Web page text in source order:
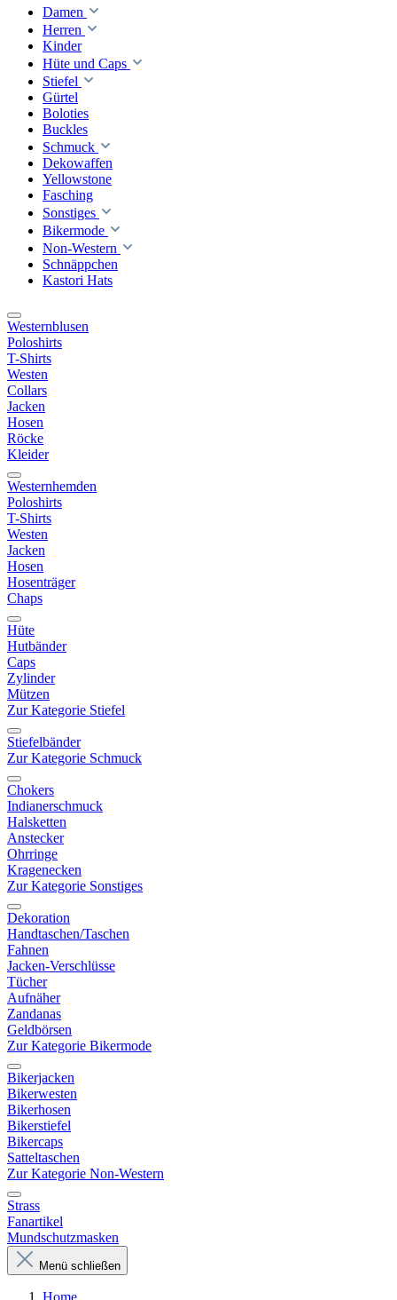
Damen
Herren
Kinder
Hüte und Caps
Stiefel
Gürtel
Boloties
Buckles
Schmuck
Dekowaffen
Yellowstone
Fasching
Sonstiges
Bikermode
Non-Western
Schnäppchen
Kastori Hats
Westernblusen
Poloshirts
T-Shirts
Westen
Collars
Jacken
Hosen
Röcke
Kleider
Westernhemden
Poloshirts
T-Shirts
Westen
Jacken
Hosen
Hosenträger
Chaps
Hüte
Hutbänder
Caps
Zylinder
Mützen
Zur Kategorie Stiefel
Stiefelbänder
Zur Kategorie Schmuck
Chokers
Indianerschmuck
Halsketten
Anstecker
Ohrringe
Kragenecken
Zur Kategorie Sonstiges
Dekoration
Handtaschen/Taschen
Fahnen
Jacken-Verschlüsse
Tücher
Aufnäher
Zandanas
Geldbörsen
Zur Kategorie Bikermode
Bikerjacken
Bikerwesten
Bikerhosen
Bikerstiefel
Bikercaps
Satteltaschen
Zur Kategorie Non-Western
Strass
Fanartikel
Mundschutzmasken
Menü schließen
Home